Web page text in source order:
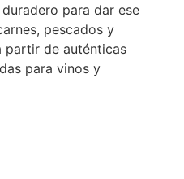
para dar ese
pescados y
partir de auténticas
para vinos y